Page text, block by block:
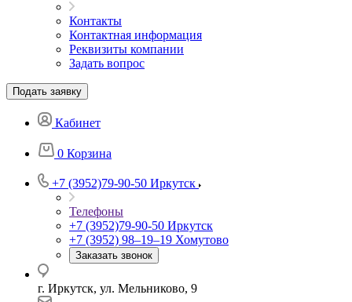
Контакты
Контактная информация
Реквизиты компании
Задать вопрос
Подать заявку
Кабинет
0 Корзина
+7 (3952)79-90-50 Иркутск
Телефоны
+7 (3952)79-90-50 Иркутск
+7 (3952) 98‒19‒19 Хомутово
Заказать звонок
г. Иркутск, ул. Мельниково, 9